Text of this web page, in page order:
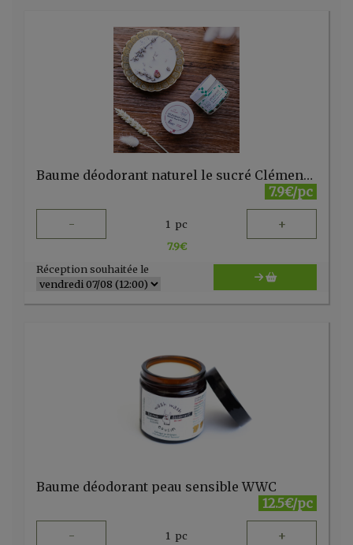
Baume déodorant naturel le sucré Clémence & Vivien
7.9€/pc
- 1 pc +
7.9€
Réception souhaitée le
Baume déodorant peau sensible WWC
12.5€/pc
- 1 pc +